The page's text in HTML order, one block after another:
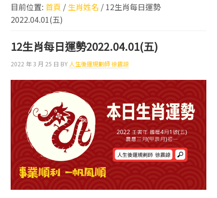
師
徐
震
諒
目前位置:首頁 / 生肖姓名 / 12生肖每日運勢
2022.04.01(五)
12生肖每日運勢2022.04.01(五)
2022 年 3 月 25 日 BY 人生後運規劃師 徐震諒